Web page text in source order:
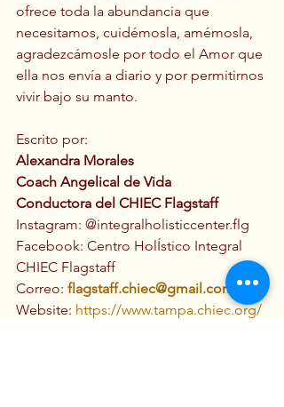
ofrece toda la abundancia que
necesitamos, cuidémosla, amémosla,
agradezcámosle por todo el Amor que
ella nos envía a diario y por permitirnos
vivir bajo su manto.
Escrito por:
Alexandra Morales
Coach Angelical de Vida
Conductora del CHIEC Flagstaff
Instagram: @integralholisticcenter.flg
Facebook: Centro HolÍstico Integral
CHIEC Flagstaff
Correo: flagstaff.chiec@gmail.com
Website: https://www.tampa.chiec.org/